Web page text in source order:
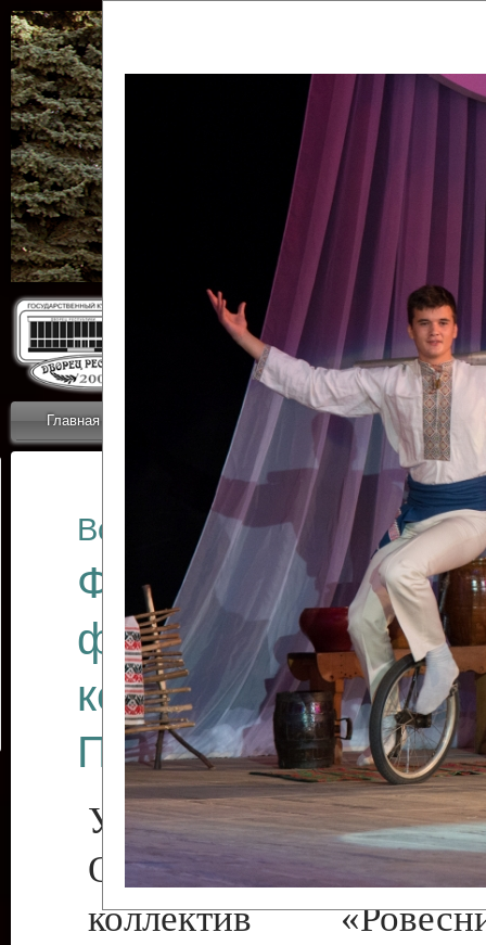
Главная Коллективы Новости
ОТЧЕТЫ ГКЦ
Все отчеты
Финал
фестиваля
коллективов
Приднестровского
Участники фестиваля:
Образцовый
коллектив